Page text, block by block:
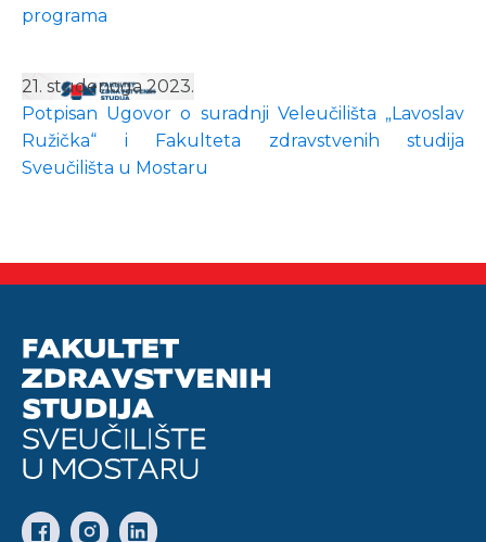
programa
21. studenoga 2023.
Potpisan Ugovor o suradnji Veleučilišta „Lavoslav
Ružička“ i Fakulteta zdravstvenih studija
Sveučilišta u Mostaru